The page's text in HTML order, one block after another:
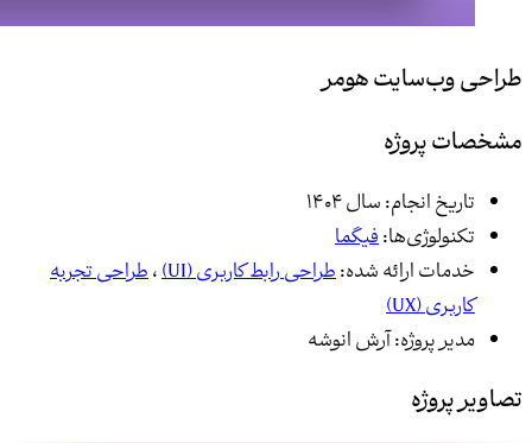
طراحی وب‌سایت هومر
مشخصات پروژه
تاریخ انجام:سال 1404
تکنولوژی‌ها:فیگما
خدمات ارائه شده:طراحی رابط کاربری (UI) ،طراحی تجربه
کاربری (UX)
مدیر پروژه:آرش انوشه
تصاویر پروژه